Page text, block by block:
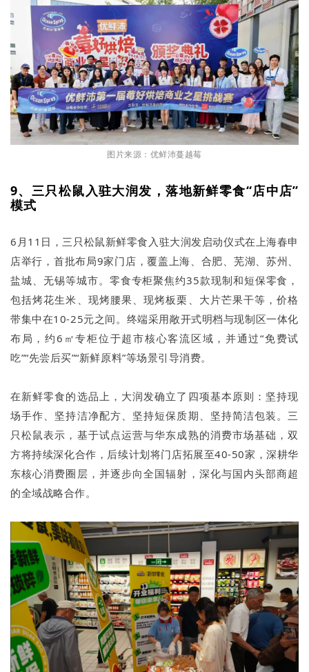
图片来源：优鲜沛蔓越莓
9、三只松鼠入驻大润发，落地新鲜零食“店中店”
模式
6月11日，三只松鼠新鲜零食入驻大润发启动仪式在上海春申
店举行，首批布局9家门店，覆盖上海、合肥、芜湖、苏州、
盐城、无锡等城市。零食专柜聚焦约35款现制和短保零食，
包括烤花生米、现烤腰果、现烤板栗、大片芒果干等，价格
带集中在10-25元之间。终端采用敞开式明档与现制区一体化
布局，约6㎡专柜位于超市核心客流区域，并通过“免费试
吃”“先尝后买”“新鲜原料”等场景引导消费。
在新鲜零食的选品上，大润发确立了四项基本原则：坚持现
场手作、坚持洁净配方、坚持短保质期、坚持简洁包装。三
只松鼠表示，基于试点运营与华东成熟的消费市场基础，双
方将持续深化合作，后续计划将门店拓展至40-50家，深耕华
东核心消费圈层，并逐步向全国辐射，深化与国内头部商超
的全域战略合作。